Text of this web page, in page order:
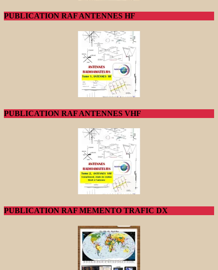
PUBLICATION RAF ANTENNES HF
PUBLICATION RAF ANTENNES VHF
PUBLICATION RAF MEMENTO TRAFIC DX